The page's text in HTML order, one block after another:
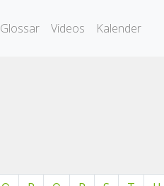
Glossar Videos Kalender